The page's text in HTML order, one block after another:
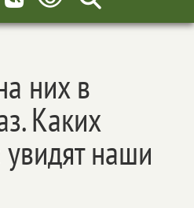
них в
Каких
наши